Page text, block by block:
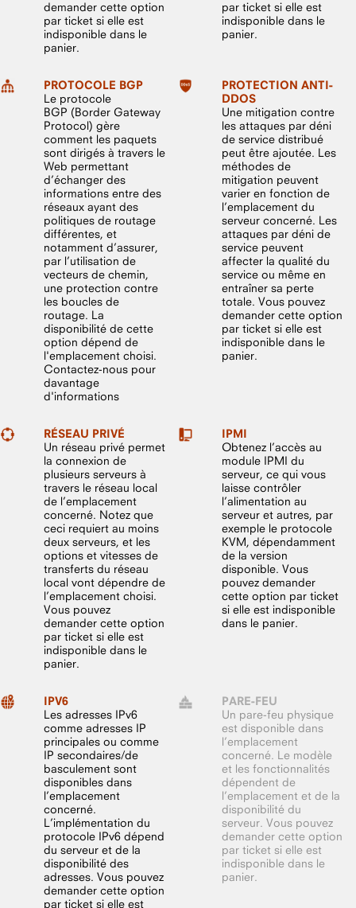
demander cette option
par ticket si elle est
indisponible dans le
panier.
par ticket si elle est
indisponible dans le
panier.
PROTOCOLE BGP
Le protocole
BGP (Border Gateway
Protocol) gère
comment les paquets
sont dirigés à travers le
Web permettant
d’échanger des
informations entre des
réseaux ayant des
politiques de routage
différentes, et
notamment d’assurer,
par l’utilisation de
vecteurs de chemin,
une protection contre
les boucles de
routage. La
disponibilité de cette
option dépend de
l'emplacement choisi.
Contactez-nous pour
davantage
d'informations
PROTECTION ANTI-
DDOS
Une mitigation contre
les attaques par déni
de service distribué
peut être ajoutée. Les
méthodes de
mitigation peuvent
varier en fonction de
l’emplacement du
serveur concerné. Les
attaques par déni de
service peuvent
affecter la qualité du
service ou même en
entraîner sa perte
totale. Vous pouvez
demander cette option
par ticket si elle est
indisponible dans le
panier.
RÉSEAU PRIVÉ
Un réseau privé permet
la connexion de
plusieurs serveurs à
travers le réseau local
de l’emplacement
concerné. Notez que
ceci requiert au moins
deux serveurs, et les
options et vitesses de
transferts du réseau
local vont dépendre de
l’emplacement choisi.
Vous pouvez
demander cette option
par ticket si elle est
indisponible dans le
panier.
IPMI
Obtenez l’accès au
module IPMI du
serveur, ce qui vous
laisse contrôler
l’alimentation au
serveur et autres, par
exemple le protocole
KVM, dépendamment
de la version
disponible. Vous
pouvez demander
cette option par ticket
si elle est indisponible
dans le panier.
IPV6
Les adresses IPv6
comme adresses IP
principales ou comme
IP secondaires/de
basculement sont
disponibles dans
l’emplacement
concerné.
L’implémentation du
protocole IPv6 dépend
du serveur et de la
disponibilité des
adresses. Vous pouvez
demander cette option
par ticket si elle est
PARE-FEU
Un pare-feu physique
est disponible dans
l’emplacement
concerné. Le modèle
et les fonctionnalités
dépendent de
l’emplacement et de la
disponibilité du
serveur. Vous pouvez
demander cette option
par ticket si elle est
indisponible dans le
panier.